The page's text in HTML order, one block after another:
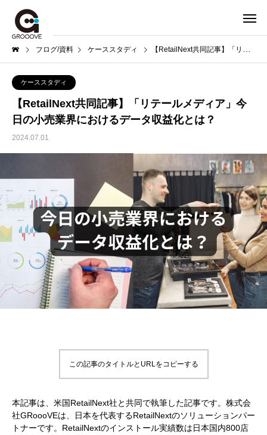
ブログ/資料 ケーススタディ 【RetailNext共同記事】「リテールメディア」今日の小売業界におけるデータ収益化とは？
ケーススタディ
【RetailNext共同記事】「リテールメディア」今
日の小売業界におけるデータ収益化とは？
2024.07.01
この記事のタイトルとURLをコピーする
本記事は、米国RetailNext社と共同で執筆した記事です。株式会
社GRoooVEは、日本を代表するRetailNextのソリューションパー
トナーです。RetailNextのインストール実績数は日本国内800店